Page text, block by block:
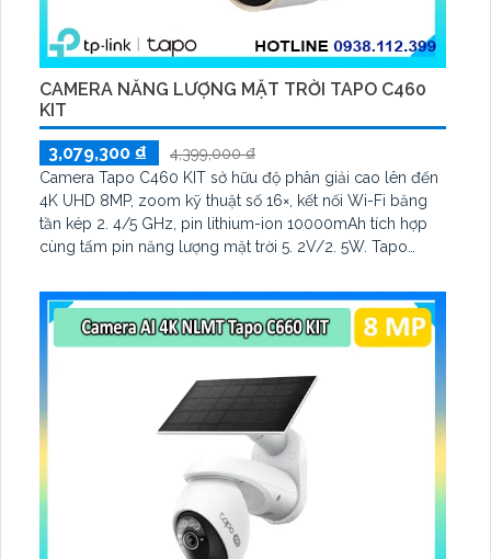
CAMERA NĂNG LƯỢNG MẶT TRỜI TAPO C460
KIT
3,079,300 ₫
4,399,000 ₫
Camera Tapo C460 KIT sở hữu độ phân giải cao lên đến
4K UHD 8MP, zoom kỹ thuật số 16×, kết nối Wi-Fi băng
tần kép 2. 4/5 GHz, pin lithium-ion 10000mAh tích hợp
cùng tấm pin năng lượng mặt trời 5. 2V/2. 5W. Tapo
biến Starlight, tầm nhìn lên đến 15 m